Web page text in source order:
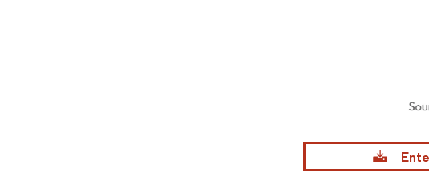
Imagen © Mordor